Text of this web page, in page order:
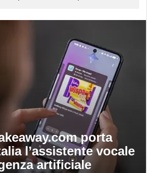
porta
l’assistente vocale
artificiale